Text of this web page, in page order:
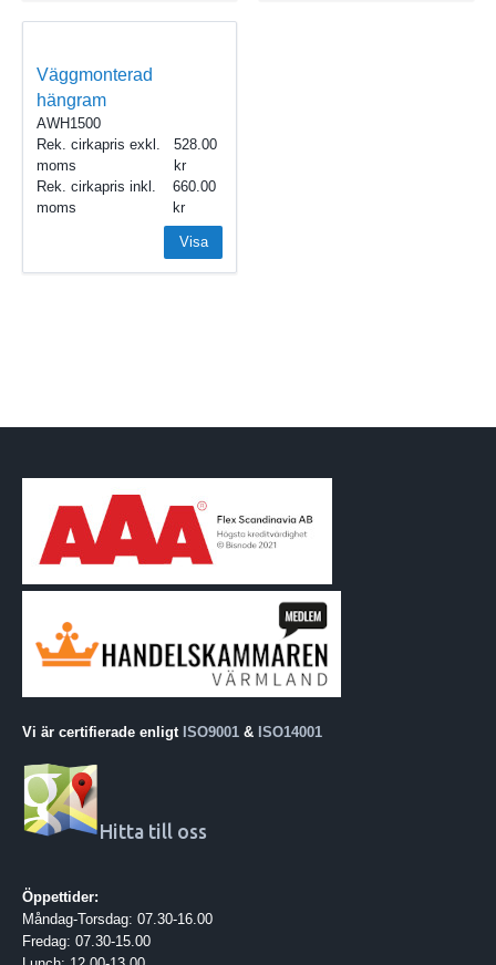
Väggmonterad
hängram
AWH1500
Rek. cirkapris exkl.
moms
528.00
Rek. cirkapris inkl.
moms
660.00
Visa
Vi är certifierade enligt ISO9001 & ISO14001
Hitta till oss
Öppettider:
Måndag-Torsdag: 07.30-16.00
Fredag: 07.30-15.00